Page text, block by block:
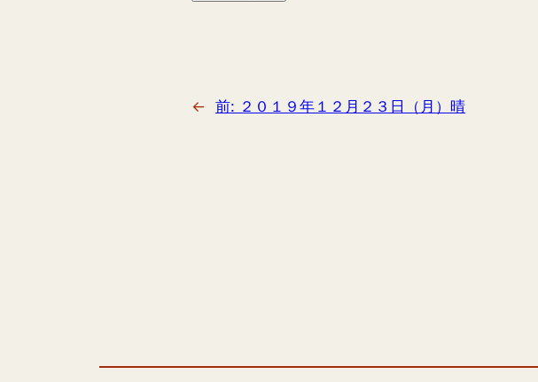
← 前: ２０１９年１２月２３日（月）晴